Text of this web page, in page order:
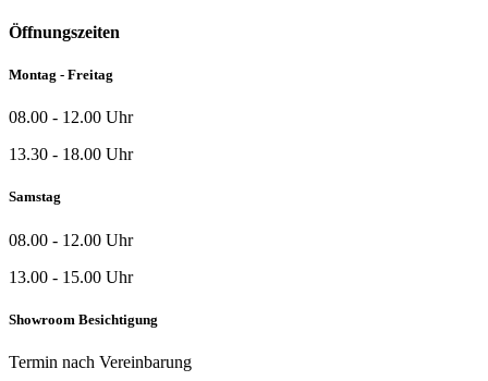
Öffnungszeiten
Montag - Freitag
08.00 - 12.00 Uhr
13.30 - 18.00 Uhr
Samstag
08.00 - 12.00 Uhr
13.00 - 15.00 Uhr
Showroom Besichtigung
Termin nach Vereinbarung